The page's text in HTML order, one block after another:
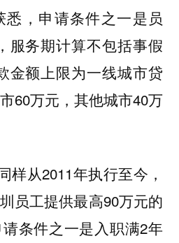
，申请条件之一是员
服务期计算不包括事假
金额上限为一线城市贷
60万元，其他城市40万
样从2011年执行至今，
员工提供最高90万元的
条件之一是入职满2年